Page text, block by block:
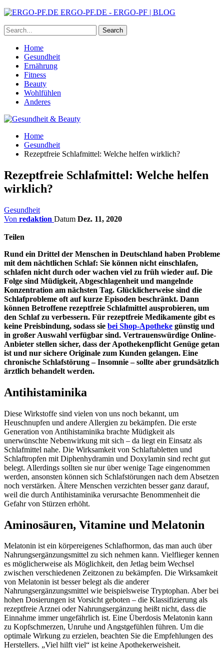
ERGO-PF.DE - ERGO-PF | BLOG
Home
Gesundheit
Ernährung
Fitness
Beauty
Wohlfühlen
Anderes
Home
Gesundheit
Rezeptfreie Schlafmittel: Welche helfen wirklich?
Rezeptfreie Schlafmittel: Welche helfen
wirklich?
Gesundheit
Von redaktion Datum Dez. 11, 2020
Teilen
Rund ein Drittel der Menschen in Deutschland haben Probleme
mit dem nächtlichen Schlaf: Sie können nicht einschlafen,
schlafen nicht durch oder wachen viel zu früh wieder auf. Die
Folge sind Müdigkeit, Abgeschlagenheit und mangelnde
Konzentration am nächsten Tag. Glücklicherweise sind die
Schlafprobleme oft auf kurze Episoden beschränkt. Dann
können Betroffene rezeptfreie Schlafmittel ausprobieren, um
den Schlaf zu verbessern. Für rezeptfreie Medikamente gibt es
keine Preisbindung, sodass sie bei Shop-Apotheke günstig und
in großer Auswahl verfügbar sind. Vertrauenswürdige Online-
Anbieter stellen sicher, dass der Apothekenpflicht Genüge getan
ist und nur sichere Originale zum Kunden gelangen. Eine
chronische Schlafstörung – Insomnie – sollte aber grundsätzlich
ärztlich behandelt werden.
Antihistaminika
Diese Wirkstoffe sind vielen von uns noch bekannt, um
Heuschnupfen und andere Allergien zu bekämpfen. Die erste
Generation von Antihistaminika brachte Müdigkeit als
unerwünschte Nebenwirkung mit sich – da liegt ein Einsatz als
Schlafmittel nahe. Die Wirksamkeit von Schlaftabletten und
Schlaftropfen mit Diphenhydramin und Doxylamin sind recht gut
belegt. Allerdings sollten sie nur über wenige Tage eingenommen
werden, ansonsten können sich Schlafstörungen nach dem Absetzen
noch verstärken. Ältere Menschen verzichten besser ganz darauf,
weil die durch Antihistaminika verursachte Benommenheit die
Gefahr von Stürzen erhöht.
Aminosäuren, Vitamine und Melatonin
Melatonin ist ein körpereigenes Schlafhormon, das man auch über
Nahrungsergänzungsmittel zu sich nehmen kann. Vielflieger kennen
es möglicherweise als Möglichkeit, den Jetlag beim Wechsel
zwischen verschiedenen Zeitzonen zu bekämpfen. Die Wirksamkeit
von Melatonin ist besser belegt als die anderer
Nahrungsergänzungsmittel wie beispielsweise Tryptophan. Aber bei
hohen Dosierungen ist Vorsicht geboten – die Klassifizierung als
rezeptfreie Arznei oder Nahrungsergänzung heißt nicht, dass die
Einnahme immer ungefährlich ist. Eine Überdosis Melatonin kann
zu Kopfschmerzen, Unruhe und Angstgefühlen führen. Um die
optimale Wirkung zu erzielen, beachten Sie die Empfehlungen des
Herstellers. „Viel hilft viel“ ist keine Apothekerweisheit.